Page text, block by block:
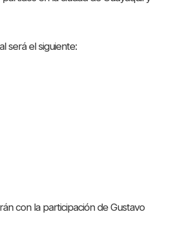
será el siguiente:
con la participación de Gustavo